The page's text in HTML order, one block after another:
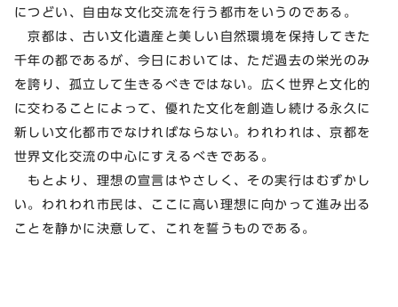
につどい、自由な文化交流を行う都市をいうのである。
京都は、古い文化遺産と美しい自然環境を保持してきた
千年の都であるが、今日においては、ただ過去の栄光のみ
を誇り、孤立して生きるべきではない。広く世界と文化的
に交わることによって、優れた文化を創造し続ける永久に
新しい文化都市でなければならない。われわれは、京都を
世界文化交流の中心にすえるべきである。
もとより、理想の宣言はやさしく、その実行はむずかし
い。われわれ市民は、ここに高い理想に向かって進み出る
ことを静かに決意して、これを誓うものである。